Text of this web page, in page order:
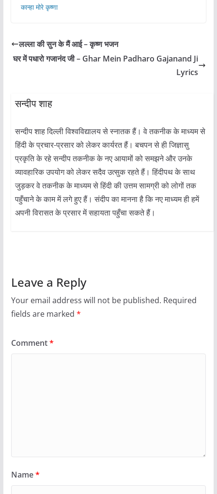
कान्हा मोरे कृष्णा
लल्ला की सुन के मैं आई – कृष्ण भजन
घर में पधारो गजानंद जी – Ghar Mein Padharo Gajanand Ji
Lyrics
सन्दीप शाह
सन्दीप शाह दिल्ली विश्वविद्यालय से स्नातक हैं। वे तकनीक के माध्यम से
हिंदी के प्रचार-प्रसार को लेकर कार्यरत हैं। बचपन से ही जिज्ञासु
प्रकृति के रहे सन्दीप तकनीक के नए आयामों को समझने और उनके
व्यावहारिक उपयोग को लेकर सदैव उत्सुक रहते हैं। हिंदीपथ के साथ
जुड़कर वे तकनीक के माध्यम से हिंदी की उत्तम सामग्री को लोगों तक
पहुँचाने के काम में लगे हुए हैं। संदीप का मानना है कि नए माध्यम ही हमें
अपनी विरासत के प्रसार में सहायता पहुँचा सकते हैं।
Leave a Reply
Your email address will not be published. Required
fields are marked *
Comment*
Name*